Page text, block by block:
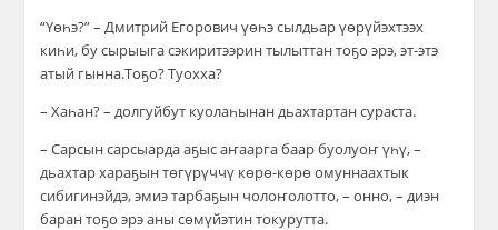
“Үөһэ?” – Дмитрий Егорович үөһэ сылдьар үөрүйэхтээх
киһи, бу сырыыга сэкиритээрин тылыттан тоҕо эрэ, эт-этэ
атый гынна.Тоҕо? Туохха?
– Хаһан? – долгуйбут куолаһынан дьахтартан сураста.
– Сарсын сарсыарда аҕыс аҥаарга баар буолуоҥ үһү, –
дьахтар хараҕын төгүрүччү көрө-көрө омуннаахтык
сибигинэйдэ, эмиэ тарбаҕын чолоҥолотто, – онно, – диэн
баран тоҕо эрэ аны сөмүйэтин токурутта.